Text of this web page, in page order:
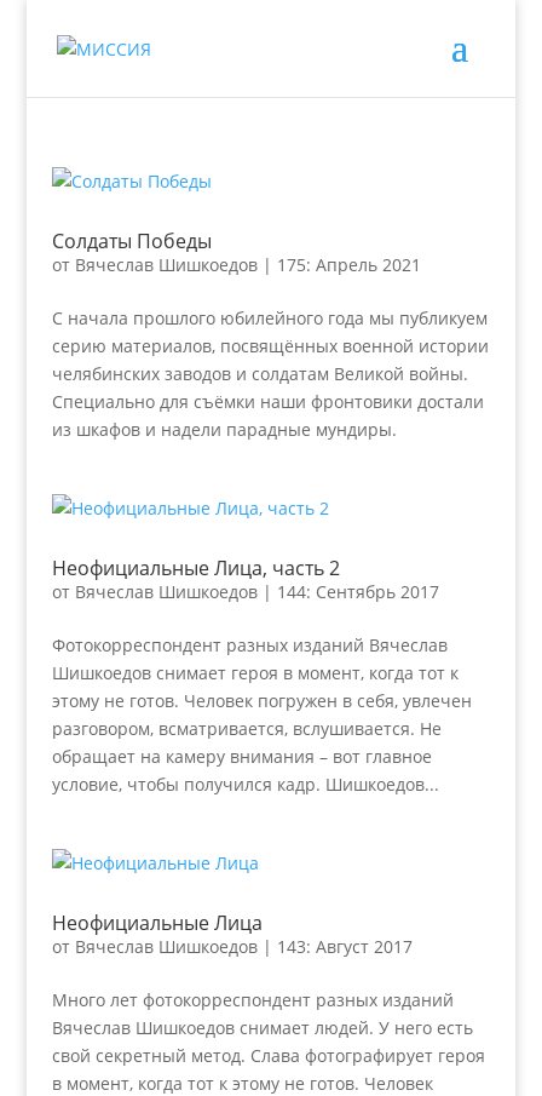
Солдаты Победы
от Вячеслав Шишкоедов| 175: Апрель 2021
С начала прошлого юбилейного года мы публикуем
серию материалов, посвящённых военной истории
челябинских заводов и солдатам Великой войны.
Специально для съёмки наши фронтовики достали
из шкафов и надели парадные мундиры.
Неофициальные Лица, часть 2
от Вячеслав Шишкоедов| 144: Сентябрь 2017
Фотокорреспондент разных изданий Вячеслав
Шишкоедов снимает героя в момент, когда тот к
этому не готов. Человек погружен в себя, увлечен
разговором, всматривается, вслушивается. Не
обращает на камеру внимания – вот главное
условие, чтобы получился кадр. Шишкоедов...
Неофициальные Лица
от Вячеслав Шишкоедов| 143: Август 2017
Много лет фотокорреспондент разных изданий
Вячеслав Шишкоедов снимает людей. У него есть
свой секретный метод. Слава фотографирует героя
в момент, когда тот к этому не готов. Человек